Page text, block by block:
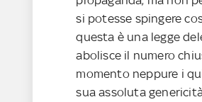
si potesse spingere
questa è una legge
abolisce il numero
momento neppure i
sua assoluta